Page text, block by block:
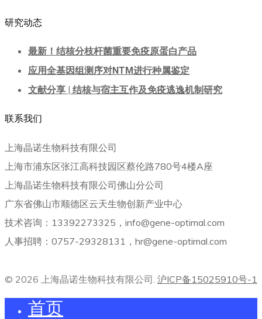
研究动态
最新！结核分枝杆菌重要免疫原蛋白产品
应用全基因组测序对NTM进行种属鉴定
文献分享 | 结核与宿主互作及免疫逃逸机制研究
联系我们
上海晶诺生物科技有限公司
上海市浦东区张江高科技园区蔡伦路780号4楼A座
上海晶诺生物科技有限公司佛山分公司
广东省佛山市顺德区云天生物创新产业中心
技术咨询：13392273325，info@gene-optimal.com
人事招聘：0757-29328131，hr@gene-optimal.com
© 2026 上海晶诺生物科技有限公司. 沪ICP备15025910号-1
首页